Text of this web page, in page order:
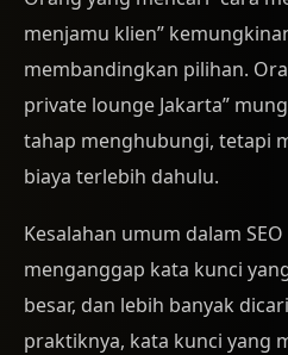
menjamu klien”
membandingkan pilihan.
private lounge Jakarta”
tahap menghubungi, tetapi
biaya terlebih dahulu.
Kesalahan umum dalam
menganggap kata kunci
besar, dan lebih banyak
praktiknya, kata kunci yang